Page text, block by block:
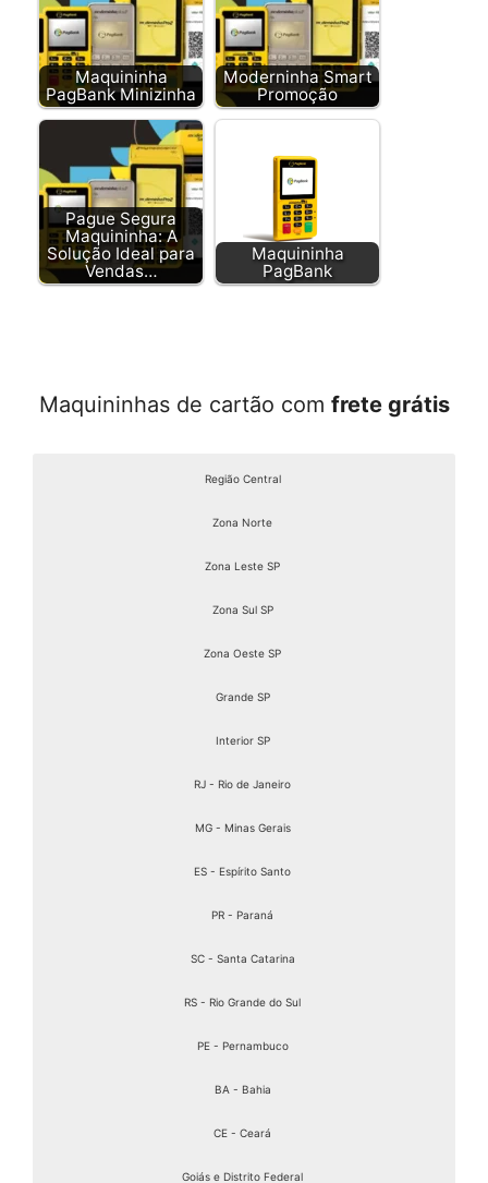
Maquininha
PagBank Minizinha
Moderninha Smart
Promoção
Pague Segura
Maquininha: A
Solução Ideal para
Vendas…
Maquininha
PagBank
Maquininhas de cartão com frete grátis
Região Central
Zona Norte
Zona Leste SP
Zona Sul SP
Zona Oeste SP
Grande SP
Interior SP
RJ - Rio de Janeiro
MG - Minas Gerais
ES - Espírito Santo
PR - Paraná
SC - Santa Catarina
RS - Rio Grande do Sul
PE - Pernambuco
BA - Bahia
CE - Ceará
Goiás e Distrito Federal